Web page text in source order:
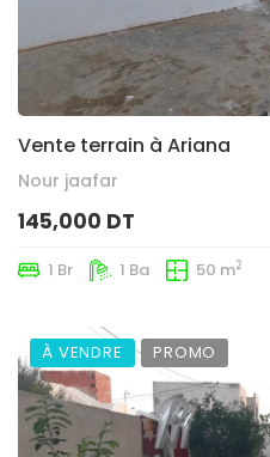
Vente terrain à Ariana
Nour jaafar
145,000 DT
1 Br 1 Ba 50 m2
À VENDRE PROMO